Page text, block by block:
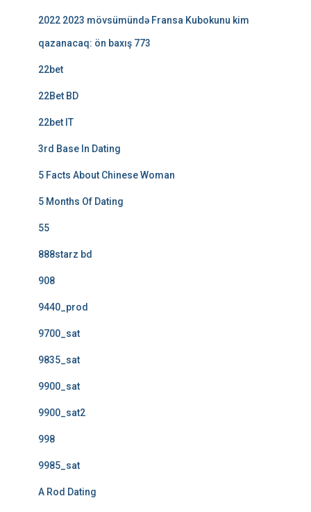
2022 2023 mövsümündə Fransa Kubokunu kim
qazanacaq: ön baxış 773
22bet
22Bet BD
22bet IT
3rd Base In Dating
5 Facts About Chinese Woman
5 Months Of Dating
55
888starz bd
908
9440_prod
9700_sat
9835_sat
9900_sat
9900_sat2
998
9985_sat
A Rod Dating